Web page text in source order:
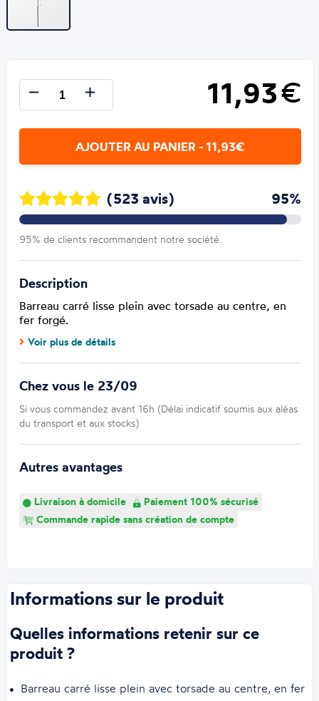
11,93€
AJOUTER AU PANIER - 11,93€
(523 avis) 95%
95% de clients recommandent notre société.
Description
Barreau carré lisse plein avec torsade au centre, en
fer forgé.
Voir plus de détails
Chez vous le 23/09
Si vous commandez avant 16h (Délai indicatif soumis aux aléas
du transport et aux stocks)
Autres avantages
Livraison à domicile
Paiement 100% sécurisé
Commande rapide sans création de compte
Informations sur le produit
Quelles informations retenir sur ce
produit ?
Barreau carré lisse plein avec torsade au centre, en fer